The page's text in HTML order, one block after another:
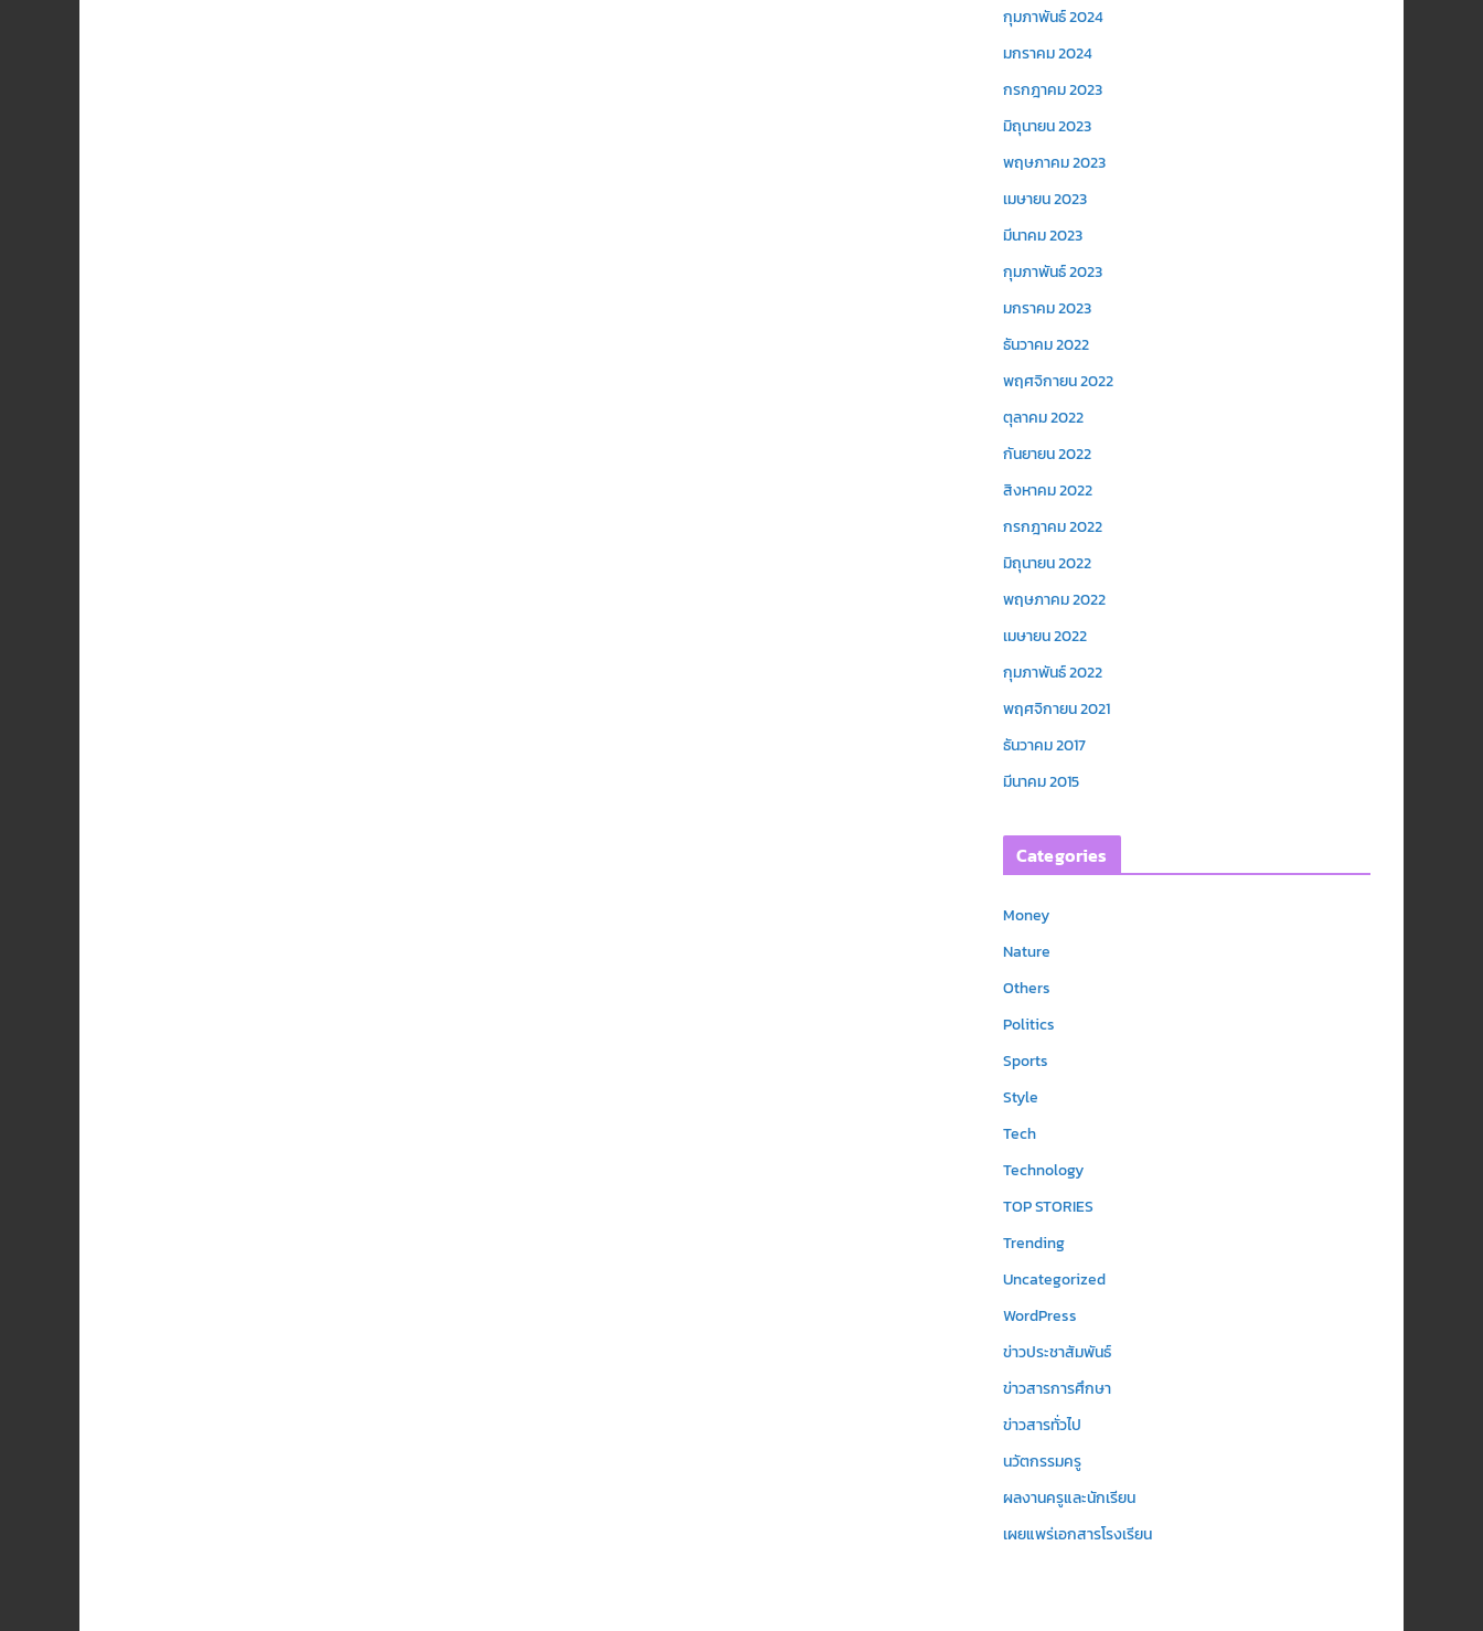
กุมภาพันธ์ 2024
มกราคม 2024
กรกฎาคม 2023
มิถุนายน 2023
พฤษภาคม 2023
เมษายน 2023
มีนาคม 2023
กุมภาพันธ์ 2023
มกราคม 2023
ธันวาคม 2022
พฤศจิกายน 2022
ตุลาคม 2022
กันยายน 2022
สิงหาคม 2022
กรกฎาคม 2022
มิถุนายน 2022
พฤษภาคม 2022
เมษายน 2022
กุมภาพันธ์ 2022
พฤศจิกายน 2021
ธันวาคม 2017
มีนาคม 2015
Categories
Money
Nature
Others
Politics
Sports
Style
Tech
Technology
TOP STORIES
Trending
Uncategorized
WordPress
ข่าวประชาสัมพันธ์
ข่าวสารการศึกษา
ข่าวสารทั่วไป
นวัตกรรมครู
ผลงานครูและนักเรียน
เผยแพร่เอกสารโรงเรียน